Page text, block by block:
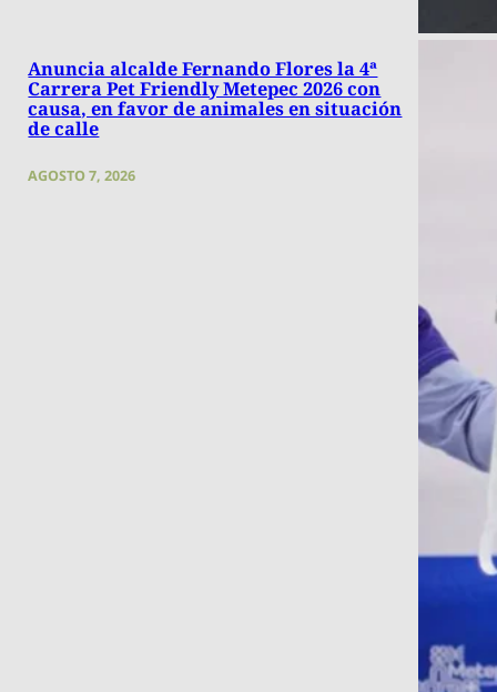
Anuncia alcalde Fernando Flores la 4ª
Carrera Pet Friendly Metepec 2026 con
causa, en favor de animales en situación
de calle
AGOSTO 7, 2026